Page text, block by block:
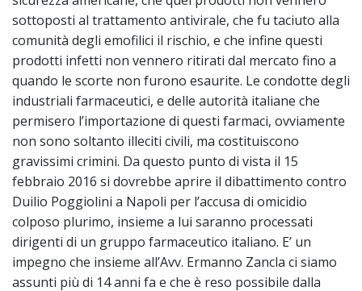
sottoposti al trattamento antivirale, che fu taciuto alla
comunità degli emofilici il rischio, e che infine questi
prodotti infetti non vennero ritirati dal mercato fino a
quando le scorte non furono esaurite. Le condotte degli
industriali farmaceutici, e delle autorità italiane che
permisero l’importazione di questi farmaci, ovviamente
non sono soltanto illeciti civili, ma costituiscono
gravissimi crimini. Da questo punto di vista il 15
febbraio 2016 si dovrebbe aprire il dibattimento contro
Duilio Poggiolini a Napoli per l’accusa di omicidio
colposo plurimo, insieme a lui saranno processati
dirigenti di un gruppo farmaceutico italiano. E’ un
impegno che insieme all’Avv. Ermanno Zancla ci siamo
assunti più di 14 anni fa e che è reso possibile dalla